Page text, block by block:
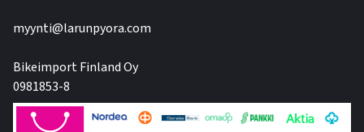
myynti@larunpyora.com
Bikeimport Finland Oy
0981853-8